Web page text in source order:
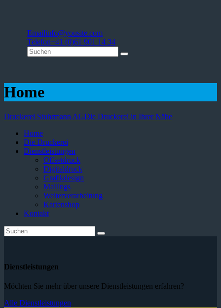
Emailinfo@yousite.com
Telefon+41 (0)61 901 14 34
Home
Druckerei Stuhrmann AGDie Druckerei in Ihrer Nähe
Home
Die Druckerei
Dienstleistungen
Offsetdruck
Digitaldruck
Grafikdesign
Mailings
Weiterverarbeitung
Kartenshop
Kontakt
Dienstleistungen
Möchten Sie mehr über unsere Dienstleistungen erfahren?
Alle Dienstleistungen